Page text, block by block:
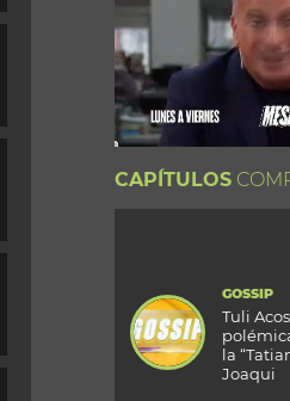
CAPÍTULOS
GOSSIP
Tuli
la
Joaqui